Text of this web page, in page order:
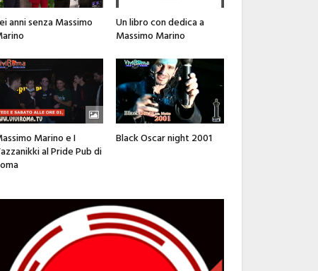
anni senza Massimo
Un libro con dedica a
Massimo Marino
Marino e I
al Pride Pub di
Black Oscar night 2001